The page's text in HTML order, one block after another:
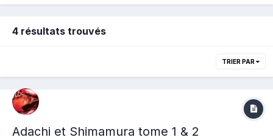
4 résultats trouvés
TRIER PAR
Adachi et Shimamura tome 1 & 2